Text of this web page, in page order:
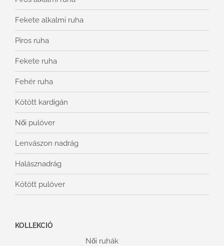
Fekete alkalmi ruha
Piros ruha
Fekete ruha
Fehér ruha
Kötött kardigán
Női pulóver
Lenvászon nadrág
Halásznadrág
Kötött pulóver
KOLLEKCIÓ
Női ruhák